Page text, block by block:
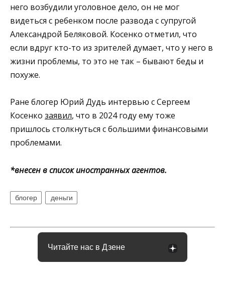
него возбудили уголовное дело, он не мог
видеться с ребенком после развода с супругой
Александрой Беляковой. Косенко отметил, что
если вдруг кто-то из зрителей думает, что у него в
жизни проблемы, то это не так – бывают беды и
похуже.
Ране блогер Юрий Дудь интервью с Сергеем
Косенко заявил, что в 2024 году ему тоже
пришлось столкнуться с большими финансовыми
проблемами.
*внесен в список иностранных агентов.
блогер деньги
Читайте нас в Дзене